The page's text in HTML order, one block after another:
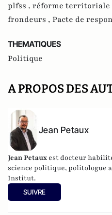
plfss , réforme territoriale
frondeurs , Pacte de
THEMATIQUES
Politique
A PROPOS DES
Jean Petaux
Jean Petaux est docteur
science politique, politologue
Institut.
SUIVRE